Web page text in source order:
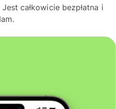
całkowicie bezpłatna i